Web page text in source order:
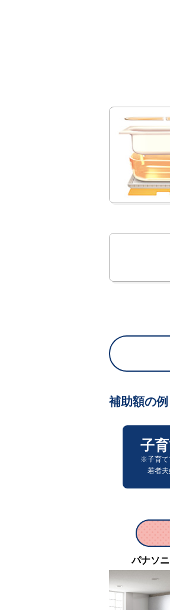
補助額の
子
※子育
若者
パナソ